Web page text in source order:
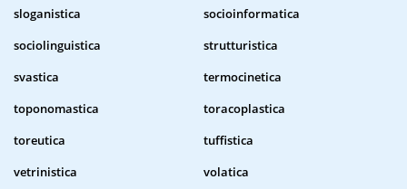
sloganistica
socioinformatica
sociolinguistica
strutturistica
svastica
termocinetica
toponomastica
toracoplastica
toreutica
tuffistica
vetrinistica
volatica